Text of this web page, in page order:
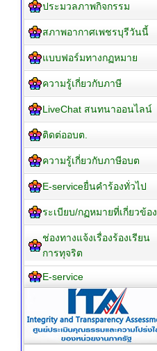
ประมวลภาพกิจกรรม
สภาพอากาศเพชรบุรีวันนี้
แบบฟอร์มทางกฏหมาย
ความรู้เกี่ยวกับภาษี
LiveChat สนทนาออนไลน์
ติดต่ออบต.
ความรู้เกี่ยวกับภาษีอบต
E-serviceยื่นคำร้องทั่วไป
ระเบียบ/กฏหมายที่เกี่ยวข้อง
ช่องทางแจ้งเรื่องร้องเรียน
การทุจริต
E-service